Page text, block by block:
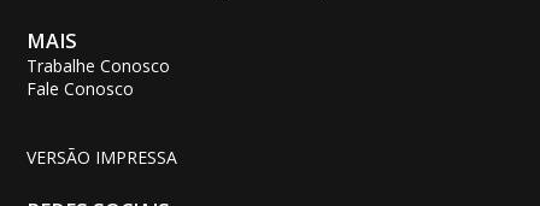
MAIS
Trabalhe Conosco
Fale Conosco
VERSÃO IMPRESSA